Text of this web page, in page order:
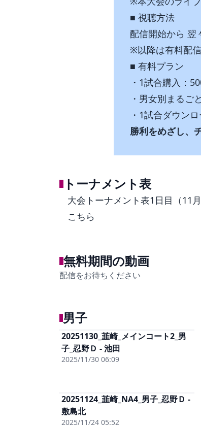
■ 視聴方法
配信開始から 翌
※以降は有料配
■ 有料プラン
・1試合購入：
・男女別まるご
・1試合ダウン
勝利をめざし、
トーナメント表
大会トーナメント表1日目（11
こちら
無料期間の動画
配信をお待ちください
男子
単体視聴(有料)
20251130_韮崎_メインコート2_男
子_忍野Ｄ - 池田
2025/11/30 06:09
単体視聴 (有料)
20251124_韮崎_NA4_男子_忍野Ｄ -
敷島北
2025/11/24 05:52